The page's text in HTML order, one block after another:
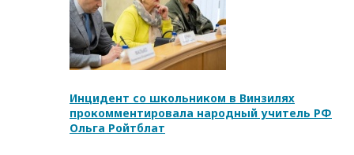
Инцидент со школьником в Винзилях
прокомментировала народный учитель РФ
Ольга Ройтблат